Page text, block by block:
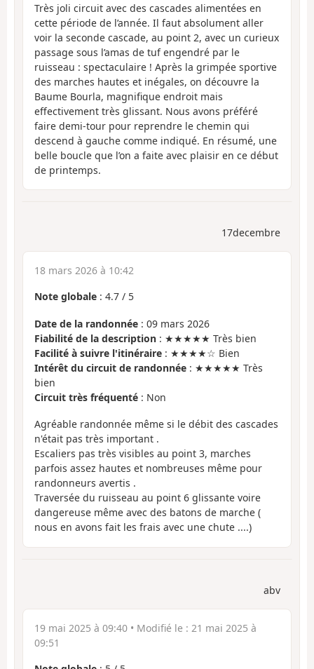
Très joli circuit avec des cascades alimentées en
cette période de l’année. Il faut absolument aller
voir la seconde cascade, au point 2, avec un curieux
passage sous l’amas de tuf engendré par le
ruisseau : spectaculaire ! Après la grimpée sportive
des marches hautes et inégales, on découvre la
Baume Bourla, magnifique endroit mais
effectivement très glissant. Nous avons préféré
faire demi-tour pour reprendre le chemin qui
descend à gauche comme indiqué. En résumé, une
belle boucle que l’on a faite avec plaisir en ce début
de printemps.
17decembre
18 mars 2026 à 10:42
Note globale : 4.7 / 5
Date de la randonnée : 09 mars 2026
Fiabilité de la description : ★★★★★ Très bien
Facilité à suivre l'itinéraire : ★★★★☆ Bien
Intérêt du circuit de randonnée : ★★★★★ Très
bien
Circuit très fréquenté : Non
Agréable randonnée même si le débit des cascades
n'était pas très important .
Escaliers pas très visibles au point 3, marches
parfois assez hautes et nombreuses même pour
randonneurs avertis .
Traversée du ruisseau au point 6 glissante voire
dangereuse même avec des batons de marche (
nous en avons fait les frais avec une chute ....)
abv
19 mai 2025 à 09:40 • Modifié le : 21 mai 2025 à
09:51